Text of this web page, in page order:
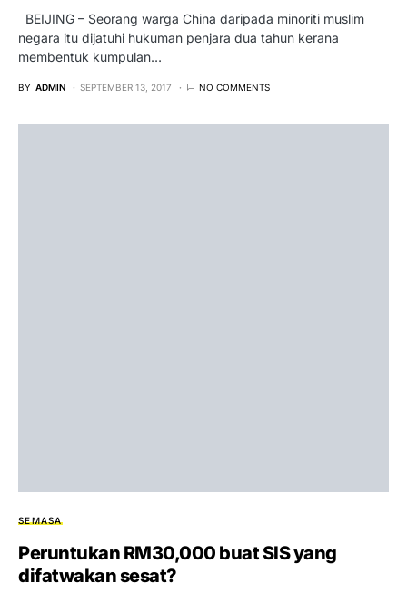
BEIJING – Seorang warga China daripada minoriti muslim
negara itu dijatuhi hukuman penjara dua tahun kerana
membentuk kumpulan…
BY ADMIN SEPTEMBER 13, 2017 NO COMMENTS
SEMASA
Peruntukan RM30,000 buat SIS yang
difatwakan sesat?